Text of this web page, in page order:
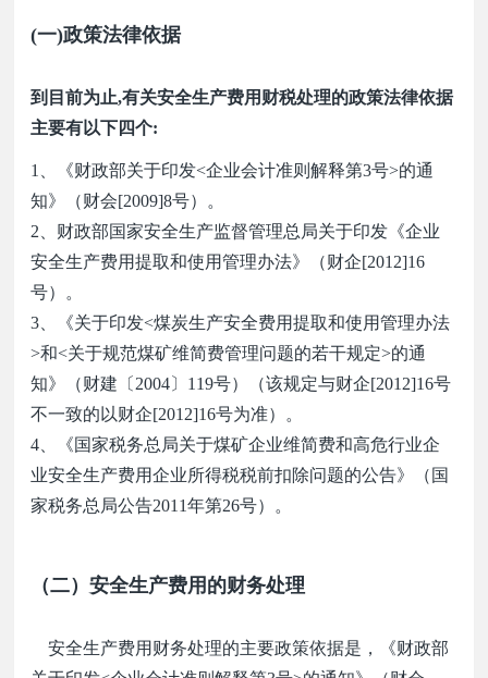
(一)政策法律依据
到目前为止,有关安全生产费用财税处理的政策法律依据
主要有以下四个:
1、《财政部关于印发<企业会计准则解释第3号>的通
知》（财会[2009]8号）。
2、财政部国家安全生产监督管理总局关于印发《企业
安全生产费用提取和使用管理办法》（财企[2012]16
号）。
3、《关于印发<煤炭生产安全费用提取和使用管理办法
>和<关于规范煤矿维简费管理问题的若干规定>的通
知》（财建〔2004〕119号）（该规定与财企[2012]16号
不一致的以财企[2012]16号为准）。
4、《国家税务总局关于煤矿企业维简费和高危行业企
业安全生产费用企业所得税税前扣除问题的公告》（国
家税务总局公告2011年第26号）。
（二）安全生产费用的财务处理
安全生产费用财务处理的主要政策依据是，《财政部